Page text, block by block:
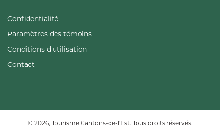
Confidentialité
Paramètres des témoins
Conditions d'utilisation
Contact
© 2026, Tourisme Cantons-de-l'Est. Tous droits réservés.